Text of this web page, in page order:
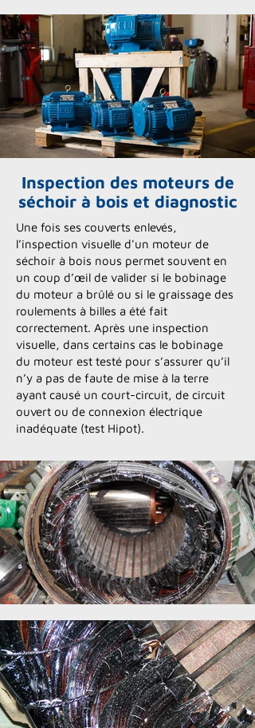
Inspection des moteurs de
séchoir à bois et diagnostic
Une fois ses couverts enlevés,
l’inspection visuelle d'un moteur de
séchoir à bois nous permet souvent en
un coup d’œil de valider si le bobinage
du moteur a brûlé ou si le graissage des
roulements à billes a été fait
correctement. Après une inspection
visuelle, dans certains cas le bobinage
du moteur est testé pour s’assurer qu’il
n’y a pas de faute de mise à la terre
ayant causé un court-circuit, de circuit
ouvert ou de connexion électrique
inadéquate (test Hipot).